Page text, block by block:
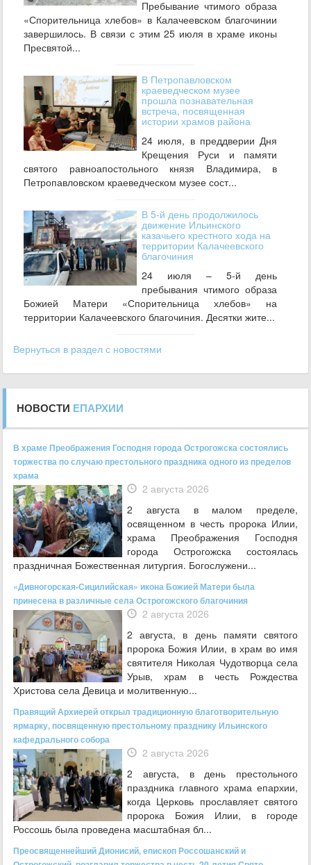
Пребывание чтимого образа
«Спорительница хлебов» в Калачеевском благочинии
завершилось. В связи с этим 25 июля в храме иконы
Пресвятой...
В Петропавловском
краеведческом музее
прошла познавательная
встреча, посвященная
истории храмов района
24 июля, в преддверии Дня
Крещения Руси и памяти
святого равноапостольного князя Владимира, в
Петропавловском краеведческом музее сост...
В 5-й день продолжилось
движение Ильинского
казачьего крестного хода на
территории Калачеевского
благочиния
24 июля – 5-й день
пребывания чтимого образа
Божией Матери «Спорительница хлебов» на
территории Калачеевского благочиния. Десятки жите...
Вернуться в раздел с новостями
НОВОСТИ ЕПАРХИИ
В храме Преображения Господня города Острогожска состоялись
торжества по случаю престольного праздника одного из пределов
храма
2 августа 2026
2 августа в малом пределе,
освященном в честь пророка Илии,
храма Преображения Господня
города Острогожска состоялась
праздничная Божественная литургия. Богослужени...
«Дивногорская-Сицилийская» икона Божией Матери была
принесена в различные села Острогожского благочиния
2 августа 2026
2 августа, в день памяти святого
пророка Божия Илии, в храм во имя
святителя Николая Чудотворца села
Урыв, храм в честь Рождества
Христова села Девица и молитвенную...
Правящий Архиерей открыл традиционную благотворительную
ярмарку, посвященную престольному празднику Ильинского
кафедрального собора
2 августа 2026
2 августа, в день престольного
праздника главного храма епархии,
когда Церковь прославляет святого
пророка Божия Илии, в городе
Россошь была проведена масштабная бл...
Преосвященнейший Дионисий, епископ Россошанский и